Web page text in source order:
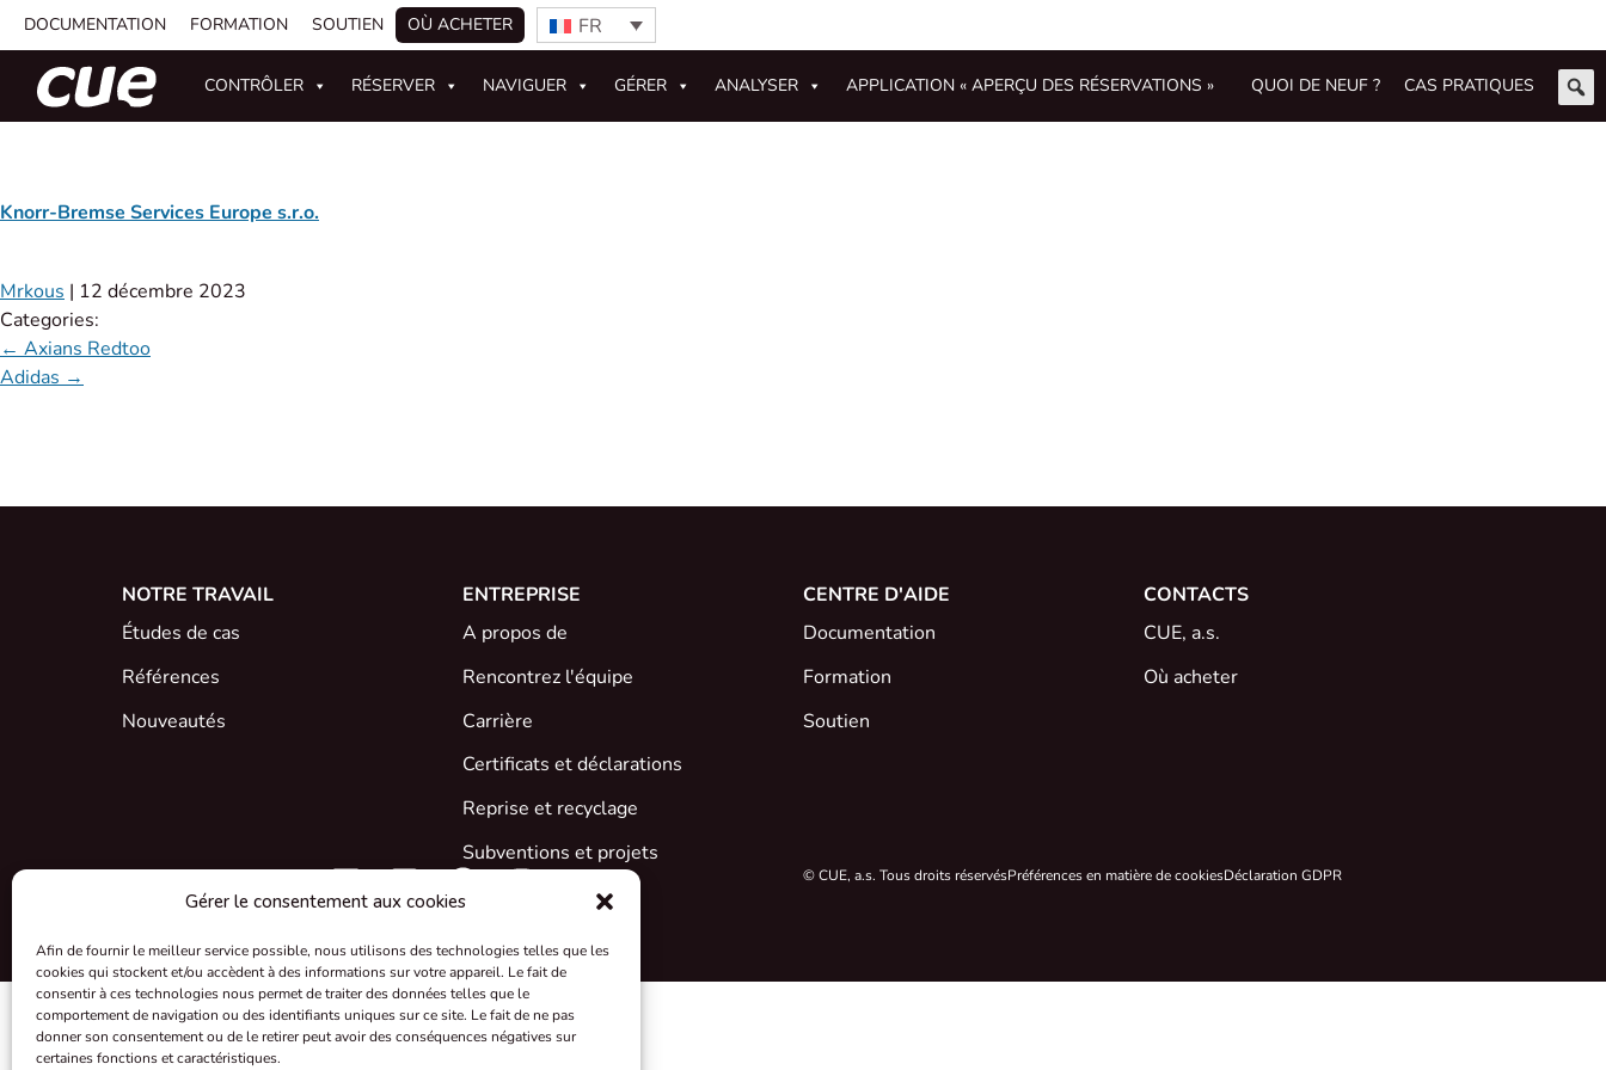
Gérer le consentement aux cookies
Afin de fournir le meilleur service possible, nous utilisons des technologies telles que les
cookies qui stockent et/ou accèdent à des informations sur votre appareil. Le fait de
consentir à ces technologies nous permet de traiter des données telles que le
comportement de navigation ou des identifiants uniques sur ce site. Le fait de ne pas
donner son consentement ou de le retirer peut avoir des conséquences négatives sur
certaines fonctions et caractéristiques.
DOCUMENTATION FORMATION SOUTIEN OÙ ACHETER FR
CONTRÔLER RÉSERVER NAVIGUER GÉRER ANALYSER CAS PRATIQUES
QUOI DE NEUF ?
APPLICATION « APERÇU DES RÉSERVATIONS »
Knorr-Bremse Services Europe s.r.o.
Mrkous | 12 décembre 2023
Categories:
← Axians Redtoo
Adidas →
NOTRE TRAVAIL
Études de cas
Références
Nouveautés
ENTREPRISE
A propos de
Rencontrez l'équipe
Carrière
Certificats et déclarations
Reprise et recyclage
Subventions et projets
CENTRE D'AIDE
Documentation
Formation
Soutien
CONTACTS
CUE, a.s.
Où acheter
© CUE, a.s. Tous droits réservésPréférences en matière de cookiesDéclaration GDPR